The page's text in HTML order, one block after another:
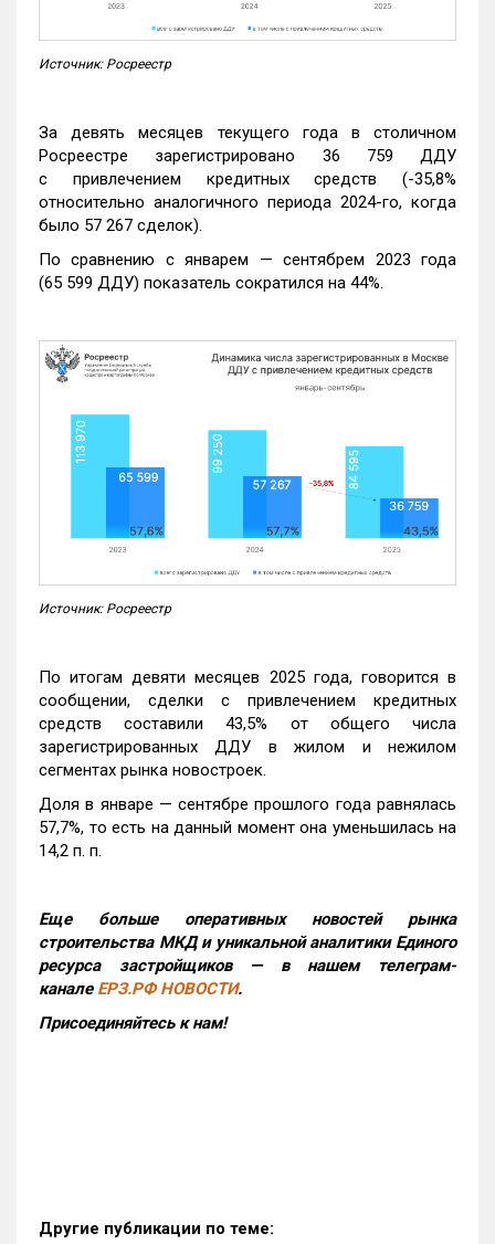
Источник: Росреестр
За девять месяцев текущего года в столичном
Росреестре зарегистрировано 36 759 ДДУ
с привлечением кредитных средств (-35,8%
относительно аналогичного периода 2024-го, когда
было 57 267 сделок).
По сравнению с январем — сентябрем 2023 года
(65 599 ДДУ) показатель сократился на 44%.
Источник: Росреестр
По итогам девяти месяцев 2025 года, говорится в
сообщении, сделки с привлечением кредитных
средств составили 43,5% от общего числа
зарегистрированных ДДУ в жилом и нежилом
сегментах рынка новостроек.
Доля в январе — сентябре прошлого года равнялась
57,7%, то есть на данный момент она уменьшилась на
14,2 п. п.
Еще больше оперативных новостей рынка
строительства МКД и уникальной аналитики Единого
ресурса застройщиков — в нашем телеграм-
канале ЕРЗ.РФ НОВОСТИ.
Присоединяйтесь к нам!
Другие публикации по теме: